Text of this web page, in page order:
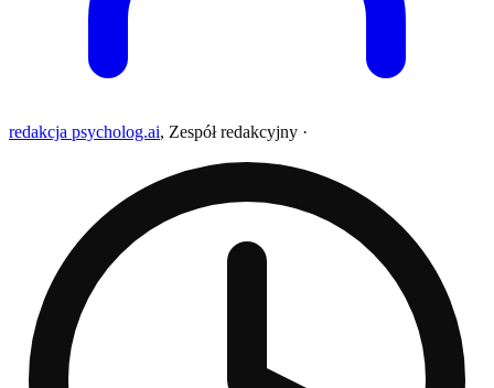
redakcja psycholog.ai, Zespół redakcyjny ·